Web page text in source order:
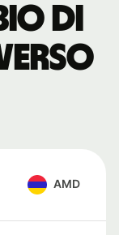
di
AMD